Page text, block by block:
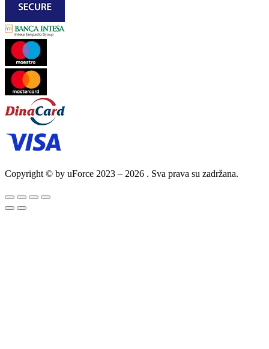
Copyright © by uForce 2023 – 2026 . Sva prava su zadržana.